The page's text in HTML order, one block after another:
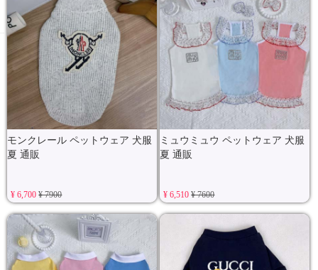
モンクレール ペットウェア 犬服
夏 通販
¥ 6,700¥ 7900
ミュウミュウ ペットウェア 犬服
夏 通販
¥ 6,510¥ 7600